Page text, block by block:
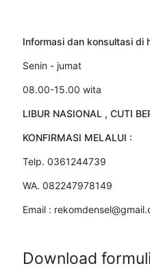
Informasi dan konsultasi di
Senin - jumat
08.00-15.00 wita
LIBUR NASIONAL , CUTI
KONFIRMASI MELALUI :
Telp. 0361244739
WA. 082247978149
Email :
Download